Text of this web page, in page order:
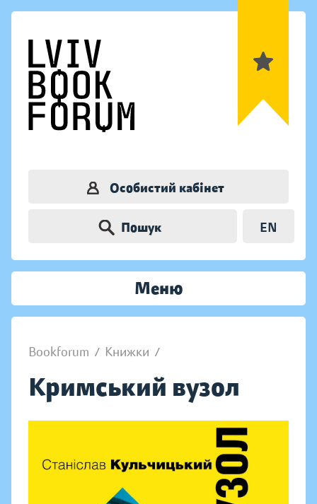
Особистий кабінет
Пошук EN
Меню
Bookforum / Книжки /
Кримський вузол